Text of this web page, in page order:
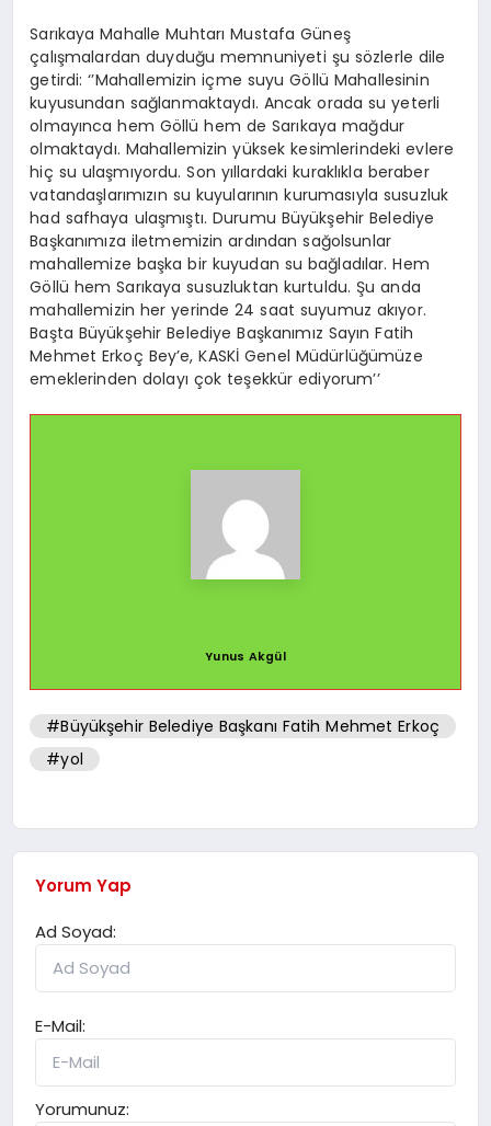
Sarıkaya Mahalle Muhtarı Mustafa Güneş
çalışmalardan duyduğu memnuniyeti şu sözlerle dile
getirdi: ‘’Mahallemizin içme suyu Göllü Mahallesinin
kuyusundan sağlanmaktaydı. Ancak orada su yeterli
olmayınca hem Göllü hem de Sarıkaya mağdur
olmaktaydı. Mahallemizin yüksek kesimlerindeki evlere
hiç su ulaşmıyordu. Son yıllardaki kuraklıkla beraber
vatandaşlarımızın su kuyularının kurumasıyla susuzluk
had safhaya ulaşmıştı. Durumu Büyükşehir Belediye
Başkanımıza iletmemizin ardından sağolsunlar
mahallemize başka bir kuyudan su bağladılar. Hem
Göllü hem Sarıkaya susuzluktan kurtuldu. Şu anda
mahallemizin her yerinde 24 saat suyumuz akıyor.
Başta Büyükşehir Belediye Başkanımız Sayın Fatih
Mehmet Erkoç Bey’e, KASKİ Genel Müdürlüğümüze
emeklerinden dolayı çok teşekkür ediyorum’’
Yunus Akgül
#Büyükşehir Belediye Başkanı Fatih Mehmet Erkoç
#yol
Yorum Yap
Ad Soyad:
E-Mail:
Yorumunuz: